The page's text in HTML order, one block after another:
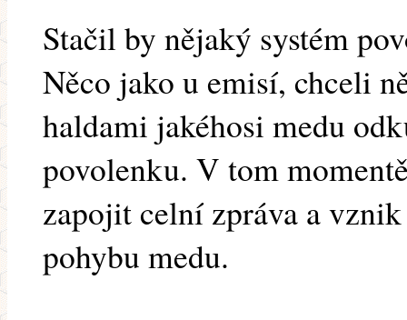
Stačil by nějaký systém
Něco jako u emisí, chceli
haldami jakéhosi medu
povolenku. V tom
zapojit celní zpráva a
pohybu medu.